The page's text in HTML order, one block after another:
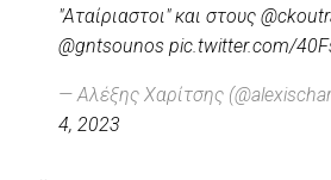
"Αταίριαστοι" και στους
@gntsounos pic.twitter.com/
— Αλέξης Χαρίτσης
4, 2023